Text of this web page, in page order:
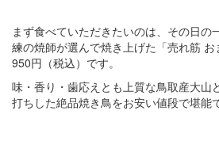
まず食べていただきたいのは、その日の
練の焼師が選んで焼き上げた「売れ筋
950円（税込）です。
味・香り・歯応えとも上質な鳥取産大山
打ちした絶品焼き鳥をお安い値段で堪能